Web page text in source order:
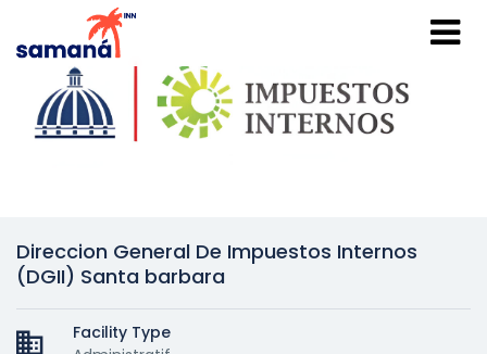
Direccion General De Impuestos Internos
(DGII) Santa barbara
Facility Type